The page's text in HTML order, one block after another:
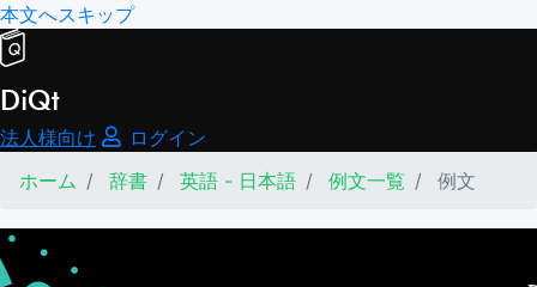
本文へスキップ
DiQt
法人様向け
ログイン
ホーム
辞書 英語 - 日本語 例文一覧 例文